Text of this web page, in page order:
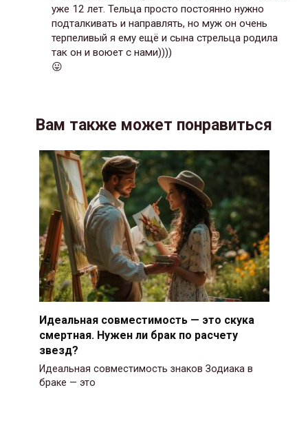
уже 12 лет. Тельца просто постоянно нужно
подталкивать и направлять, но муж он очень
терпеливый я ему ещё и сына стрельца родила
так он и воюет с нами))))
😛
Вам также может понравиться
Идеальная совместимость — это скука
смертная. Нужен ли брак по расчету
звезд?
Идеальная совместимость знаков Зодиака в
браке — это